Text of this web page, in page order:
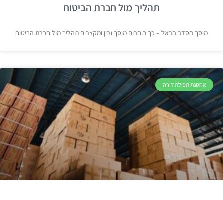
תהליך מול חברת הביטוח
מוסך הסדר הראל – כך בוחרים מוסך נכון ומקצרים תהליך מול חברת הביטוח
אחסנת תכולת דירה